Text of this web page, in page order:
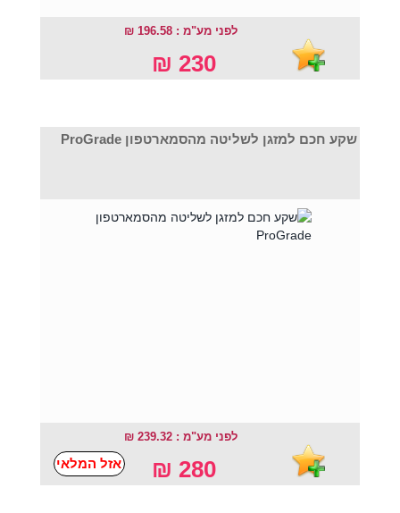
לפני מע"מ : 196.58 ₪
230 ₪
שקע חכם למזגן לשליטה מהסמארטפון ProGrade
לפני מע"מ : 239.32 ₪
280 ₪ אזל המלאי